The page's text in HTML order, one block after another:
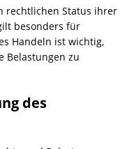
rechtlichen Status ihrer
besonders für
Handeln ist wichtig,
Belastungen zu
des